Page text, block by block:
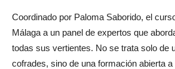
Coordinado por Paloma Saborido, el
Málaga a un panel de expertos que
todas sus vertientes. No se trata solo de
cofrades, sino de una formación abierta